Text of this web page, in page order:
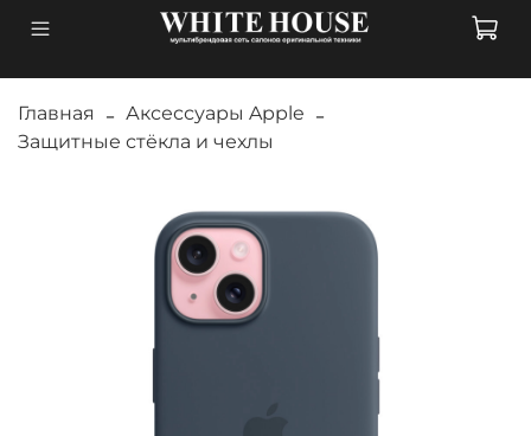
Главная
Аксессуары Apple
Защитные стёкла и чехлы